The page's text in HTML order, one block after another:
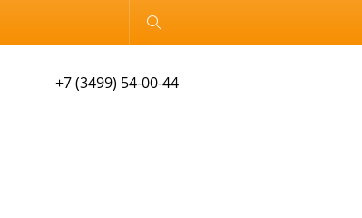
Обычная версия
+7 (3499) 54-00-44